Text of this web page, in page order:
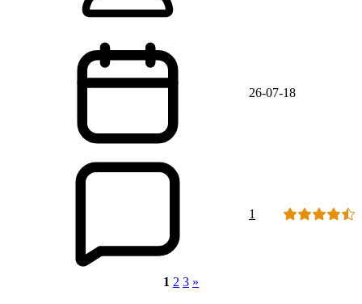
26-07-18
1
1 2 3 »